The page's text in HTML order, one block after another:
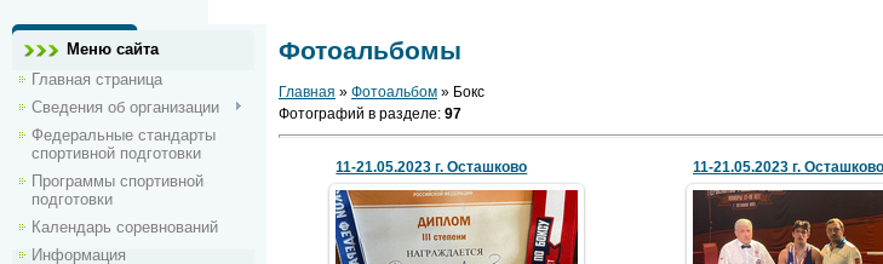
Меню сайта
Главная страница
Сведения об организации
Федеральные стандарты
спортивной подготовки
Программы спортивной
подготовки
Календарь соревнований
Информация
Фотоальбомы
Главная » Фотоальбом » Бокс
Фотографий в разделе: 97
11-21.05.2023 г. Осташково
24 Мая 2023
11-21.05.2023 г. Осташково
24 Мая 2023